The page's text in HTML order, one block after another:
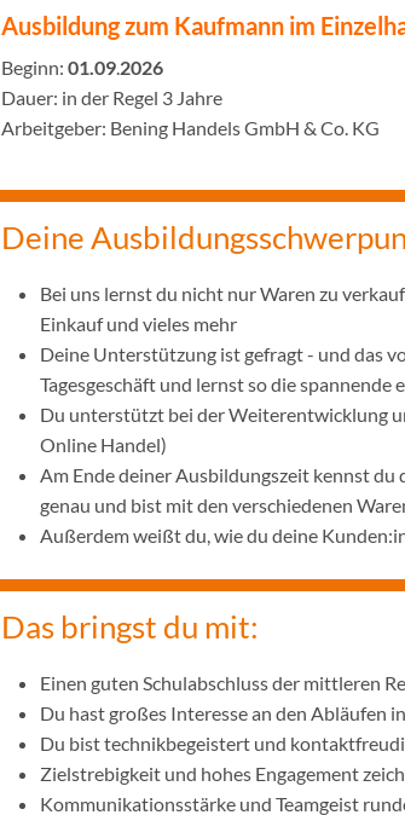
Ausbildung zum Kaufmann im
Beginn: 01.09.2026
Dauer: in der Regel 3 Jahre
Arbeitgeber: Bening Handels GmbH & Co. KG
Deine
Bei uns lernst du nicht nur Waren zu
Einkauf und vieles mehr
Deine Unterstützung ist gefragt - und das
Tagesgeschäft und lernst so die spannende
Du unterstützt bei der Weiterentwicklung
Online Handel)
Am Ende deiner Ausbildungszeit kennst
genau und bist mit den verschiedenen
Außerdem weißt du, wie du deine
Das bringst du mit:
Einen guten Schulabschluss der mittleren
Du hast großes Interesse an den Abläufen
Du bist technikbegeistert und
Zielstrebigkeit und hohes Engagement
Kommunikationsstärke und Teamgeist